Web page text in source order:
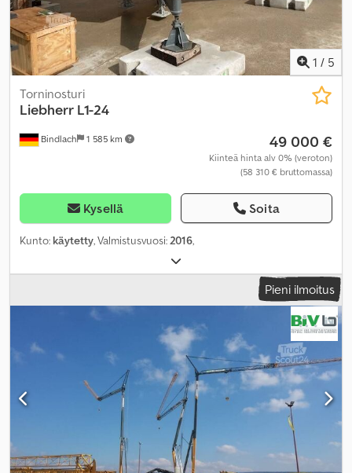
1 / 5
Bindlach 1 585 km
Torninosturi
Liebherr L1-24
49 000 €
Kiinteä hinta alv 0% (veroton)
(58 310 € bruttomassa)
Kysellä Soita
Kunto: käytetty, Valmistusvuosi: 2016,
Pieni ilmoitus